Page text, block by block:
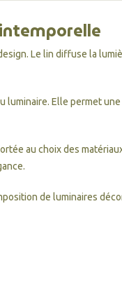
Le lin diffuse la
Elle permet
au choix des
de luminaires